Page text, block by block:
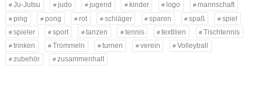
Ju-Jutsu
judo jugend kinder logo
mannschaft
ping
pong rot schläger sparen spaß
spiel
spieler
sport tanzen tennis textilien
Tischtennis
trinken
Trommeln turnen verein
Volleyball
zubehör
zusammenhalt